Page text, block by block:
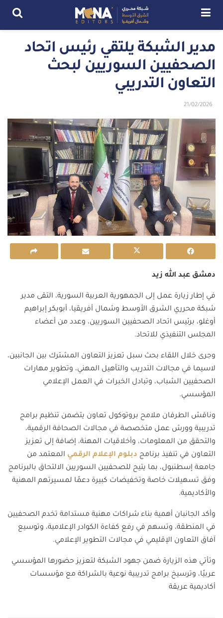
مدير الشبكة يلتقي رئيس اتحاد
الصحفيين السوريين لبحث
التعاون التدريبي
21/02/2026
دمشق عبد الله زيد
في إطار زيارة عمل إلى الجمهورية العربية السورية، التقى مدير
شبكة محرري الشرق الأوسط وشمال أفريقيا، أبوبكر إبراهيم
أوغلو، برئيس اتحاد الصحفيين السوريين، وعدد من أعضاء
المجلس التنفيذي للاتحاد.
وجرى خلال اللقاء بحث سبل تعزيز التعاون المشترك بين الجانبين،
لاسيما في مجالات التدريب والتأهيل المهني، وتطوير مهارات
الصحفيين الشباب، وتبادل الخبرات في العمل الإعلامي
المؤسسي.
وناقش الطرفان ملامح بروتوكول تعاون يتضمن تنظيم برامج
تدريبية وورش عمل متخصصة في مجالات الصحافة الرقمية،
والتحقق من المعلومات، وأخلاقيات المهنة، إضافة إلى تعزيز
التعاون في تنفيذ برنامج دبلوم الإعلام الرقمي المعتمد من
جامعة إسطنبول، بما يتيح للصحفيين السوريين الالتحاق بالبرنامج
وفق تسهيلات خاصة وتخفيضات كبيرة دعمًا لمسيرتهم المهنية
والأكاديمية.
وأكد الجانبان أهمية بناء شراكات مهنية مستدامة تخدم الصحفيين
في المنطقة، وتسهم في رفع كفاءة الكوادر الإعلامية، وتوسيع
آفاق التعاون الإقليمي في مجالات التطوير الإعلامي.
وتأتي هذه الزيارة ضمن جهود الشبكة لتعزيز حضورها المؤسسي
عربيًا، وترسيخ برامج تدريبية نوعية بالشراكة مع مؤسسات
أكاديمية عريقة